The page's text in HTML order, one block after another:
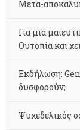
Μετα-
Για μια
Ουτοπία και
Εκδήλωση:
δυσφορούν;
Ψυχεδελικός